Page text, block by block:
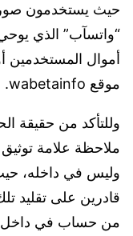
حيث يستخدمون
“واتسآب” الذي
أموال
موقع wabetainfo.
وللتأكد من حقيقة
ملاحظة علامة
وليس في داخله، حيث
قادرين على تقليد
من حساب في داخل